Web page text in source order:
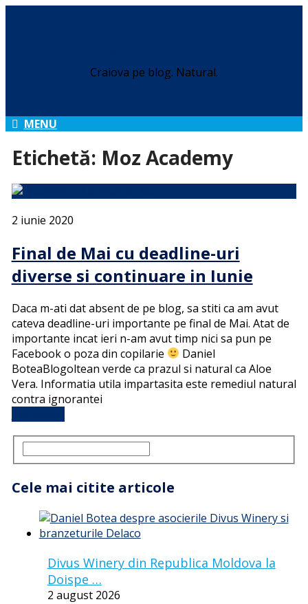
Craiova pe blog. Natural.
MENU
Etichetă: Moz Academy
2 iunie 2020
Final de Mai cu deadline-uri
diverse si continuare in Iunie
Daca m-ati dat absent de pe blog, sa stiti ca am avut
cateva deadline-uri importante pe final de Mai. Atat de
importante incat ieri n-am avut timp nici sa pun pe
Facebook o poza din copilarie
Daniel
BoteaBlogoltean verde ca prazul si natural ca Aloe
Vera. Informatia utila impartasita este remediul natural
contra ignorantei
Cele mai citite articole
Divus Winery din Republica Moldova la
Doispe …
2 august 2026